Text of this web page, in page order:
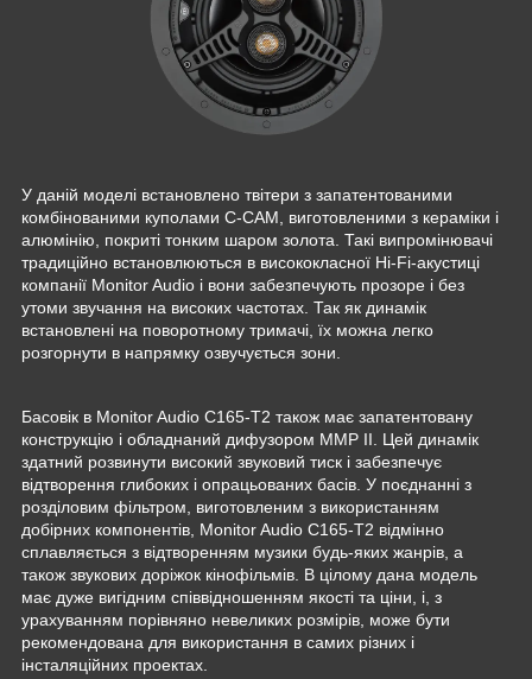
У даній моделі встановлено твітери з запатентованими
комбінованими куполами C-CAM, виготовленими з кераміки і
алюмінію, покриті тонким шаром золота. Такі випромінювачі
традиційно встановлюються в висококласної Hi-Fi-акустиці
компанії Monitor Audio і вони забезпечують прозоре і без
утоми звучання на високих частотах. Так як динамік
встановлені на поворотному тримачі, їх можна легко
розгорнути в напрямку озвучується зони.
Басовік в Monitor Audio C165-T2 також має запатентовану
конструкцію і обладнаний дифузором MMP II. Цей динамік
здатний розвинути високий звуковий тиск і забезпечує
відтворення глибоких і опрацьованих басів. У поєднанні з
розділовим фільтром, виготовленим з використанням
добірних компонентів, Monitor Audio C165-T2 відмінно
сплавляється з відтворенням музики будь-яких жанрів, а
також звукових доріжок кінофільмів. В цілому дана модель
має дуже вигідним співвідношенням якості та ціни, і, з
урахуванням порівняно невеликих розмірів, може бути
рекомендована для використання в самих різних і
інсталяційних проектах.